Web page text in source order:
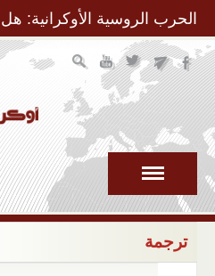
Navigation
الحرب الروسية الأوكرانية:
ترجمة